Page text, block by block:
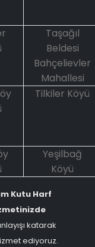
Taşağıl
Beldesi
Bahçelievler
Mahallesi
Tilkiler Köyü
Yeşilbağ
Köyü
Kutu Harf
katarak
ediyoruz.